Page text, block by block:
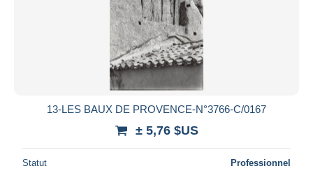
13-LES BAUX DE PROVENCE-N°3766-C/0167
± 5,76 $US
Statut Professionnel